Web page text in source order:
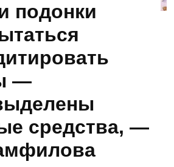
подонки
—
средства, —